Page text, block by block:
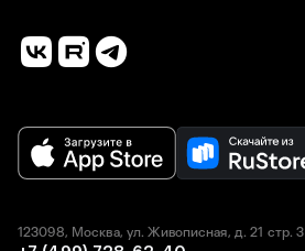
123098, Москва, ул. Живописная, д. 21 стр. 3